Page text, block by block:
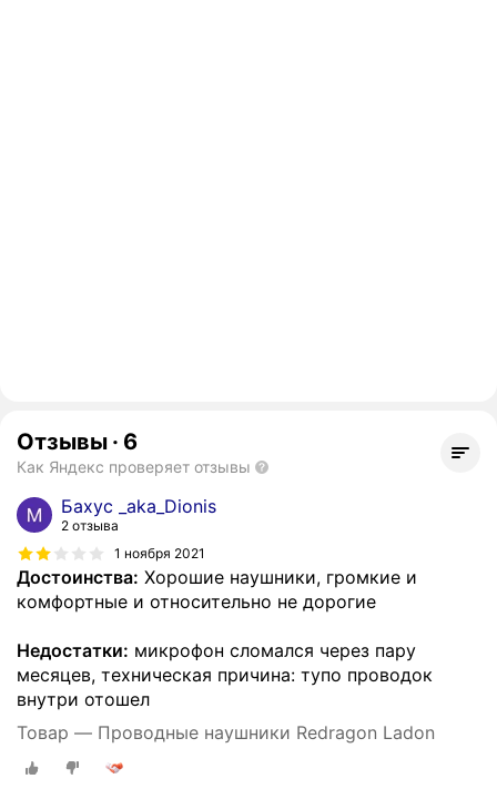
Отзывы · 6
Как Яндекс проверяет отзывы
Бахус _aka_Dionis
2 отзыва
1 ноября 2021
Достоинства: Хорошие наушники, громкие и
комфортные и относительно не дорогие
Недостатки: микрофон сломался через пару
месяцев, техническая причина: тупо проводок
внутри отошел
Товар — Проводные наушники Redragon Ladon